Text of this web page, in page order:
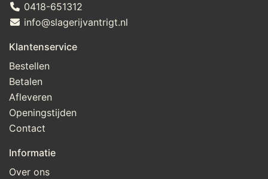
0418-651312
info@slagerijvantrigt.nl
Klantenservice
Bestellen
Betalen
Afleveren
Openingstijden
Contact
Informatie
Over ons